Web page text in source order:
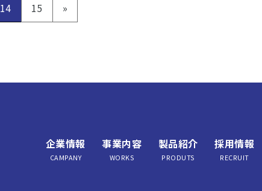
14 15 »
企業情報
CAMPANY
事業内容
WORKS
製品紹介
PRODUTS
採用情報
RECRUIT